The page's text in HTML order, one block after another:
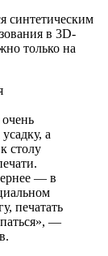
синтетическим
в 3D-
только на
а
столу
— в
печатать
—